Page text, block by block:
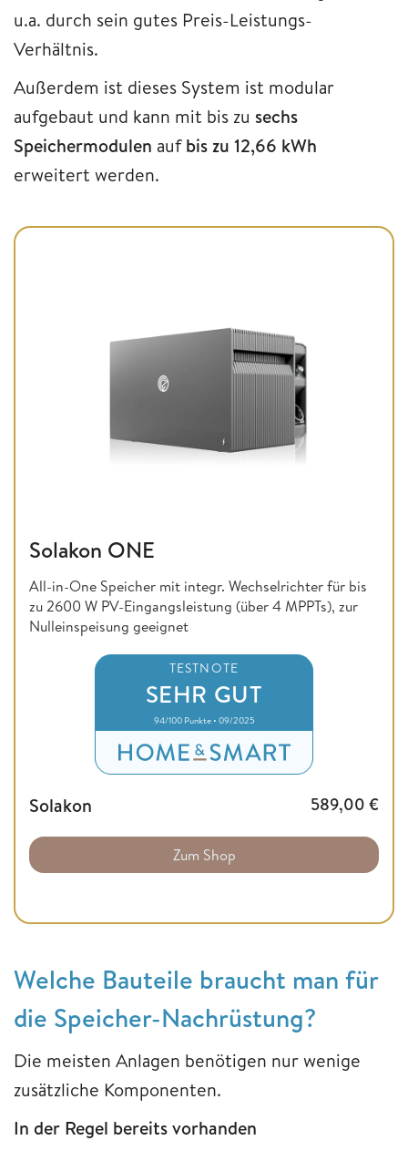
u.a. durch sein gutes Preis-Leistungs-
Verhältnis.
Außerdem ist dieses System ist modular
aufgebaut und kann mit bis zu sechs
Speichermodulen aufbis zu 12,66 kWh
erweitert werden.
Solakon ONE
All-in-One Speicher mit integr. Wechselrichter für bis
zu 2600 W PV-Eingangsleistung (über 4 MPPTs), zur
Nulleinspeisung geeignet
TESTNOTE
SEHR GUT
94/100 Punkte • 09/2025
Solakon 589,00 €
Zum Shop
Welche Bauteile braucht man für
die Speicher-Nachrüstung?
Die meisten Anlagen benötigen nur wenige
zusätzliche Komponenten.
In der Regel bereits vorhanden